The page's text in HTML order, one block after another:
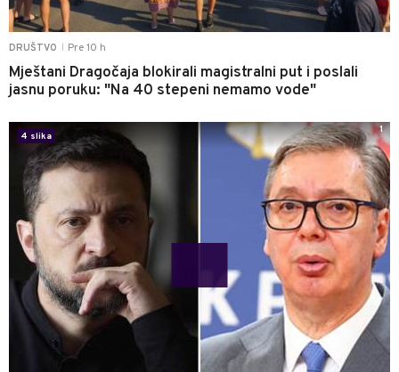
DRUŠTVO Pre 10 h
Mještani Dragočaja blokirali magistralni put i poslali
jasnu poruku: "Na 40 stepeni nemamo vode"
4 slika
1